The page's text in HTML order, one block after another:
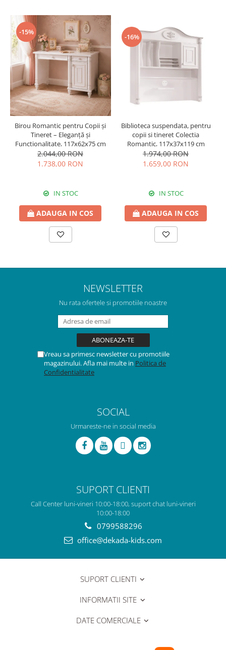
-15%
Birou Romantic pentru Copii și
Tineret – Eleganță și
Funcționalitate, 117x62x75 cm
2.044,00 RON
1.738,00 RON
IN STOC
ADAUGA IN COS
-16%
Biblioteca suspendata, pentru
copii si tineret Colectia
Romantic, 117x37x119 cm
1.974,00 RON
1.659,00 RON
IN STOC
ADAUGA IN COS
NEWSLETTER
Nu rata ofertele si promotiile noastre
Vreau sa primesc newsletter cu promotiile
magazinului. Afla mai multe in Politica de
Confidentialitate
SOCIAL
Urmareste-ne in social media
SUPORT CLIENTI
Call Center luni-vineri 10:00-18:00, suport chat luni-vineri
10:00-18:00
0799588296
office@dekada-kids.com
SUPORT CLIENTI
INFORMATII SITE
DATE COMERCIALE